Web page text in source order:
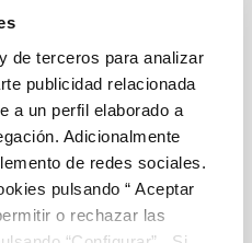
de terceros para analizar
publicidad relacionada
a un perfil elaborado a
Adicionalmente
de redes sociales.
pulsando “ Aceptar
o rechazar las
mejorar contigo.
por mensajería